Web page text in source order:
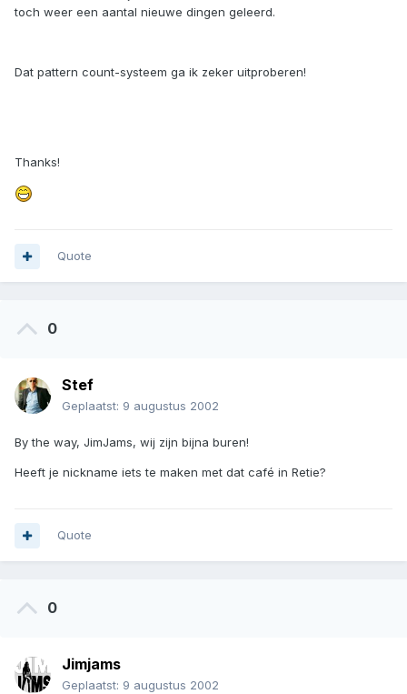
toch weer een aantal nieuwe dingen geleerd.
Dat pattern count-systeem ga ik zeker uitproberen!
Thanks!
Quote
0
Stef
Geplaatst: 9 augustus 2002
By the way, JimJams, wij zijn bijna buren!
Heeft je nickname iets te maken met dat café in Retie?
Quote
0
Jimjams
Geplaatst: 9 augustus 2002